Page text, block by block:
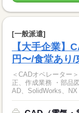
[一般派遣]
【大手企業】
円〜/食堂あり/
＜CADオペレーター＞ ＝＝主な業務内容＝＝ ・自社製品の図面修
正、作成業務 ・部品
AD、SolidWorks、NX